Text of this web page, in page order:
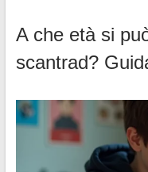
A che età si
scantrad?